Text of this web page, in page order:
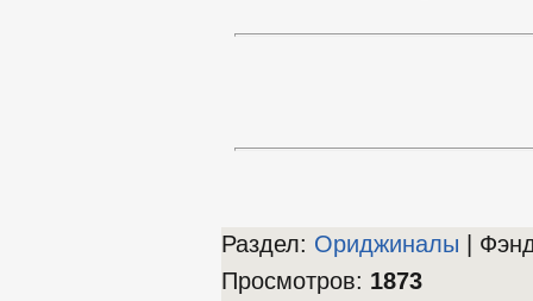
Раздел: Ориджиналы |
Просмотров: 1873